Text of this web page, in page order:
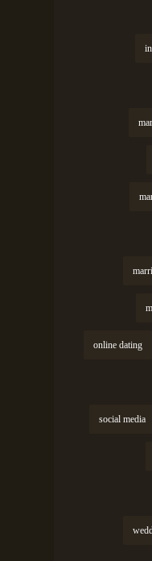
online dating
social media